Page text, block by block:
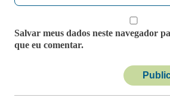
Salvar meus dados neste navegador
que eu comentar.